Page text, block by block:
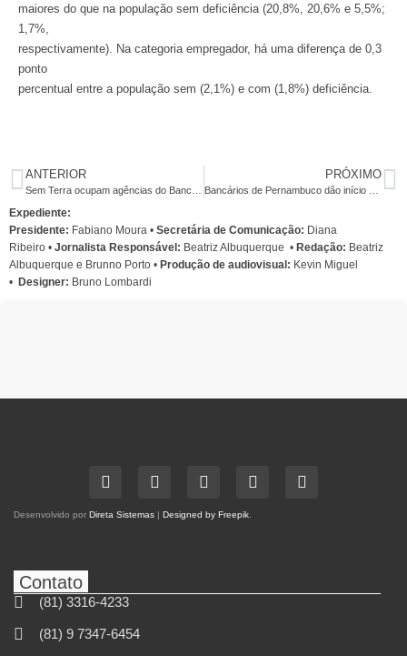
maiores do que na população sem deficiência (20,8%, 20,6% e 5,5%;
1,7%,
respectivamente). Na categoria empregador, há uma diferença de 0,3
ponto
percentual entre a população sem (2,1%) e com (1,8%) deficiência.
ANTERIOR PRÓXIMO
Expediente:
Presidente: Fabiano Moura • Secretária de Comunicação: Diana
Ribeiro • Jornalista Responsável: Beatriz Albuquerque • Redação: Beatriz
Albuquerque e Brunno Porto • Produção de audiovisual: Kevin Miguel
• Designer: Bruno Lombardi
Desenvolvido por Direta Sistemas | Designed by Freepik.
Contato
(81) 3316-4233
(81) 9 7347-6454